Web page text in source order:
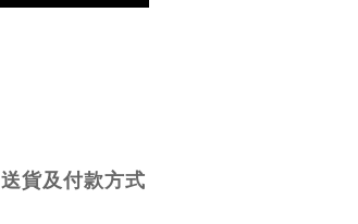
送貨及付款方式